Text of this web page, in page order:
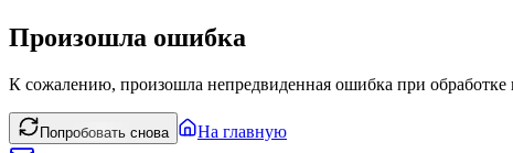
Произошла ошибка
К сожалению, произошла непредвиденная ошибка при
Попробовать снова
На главную